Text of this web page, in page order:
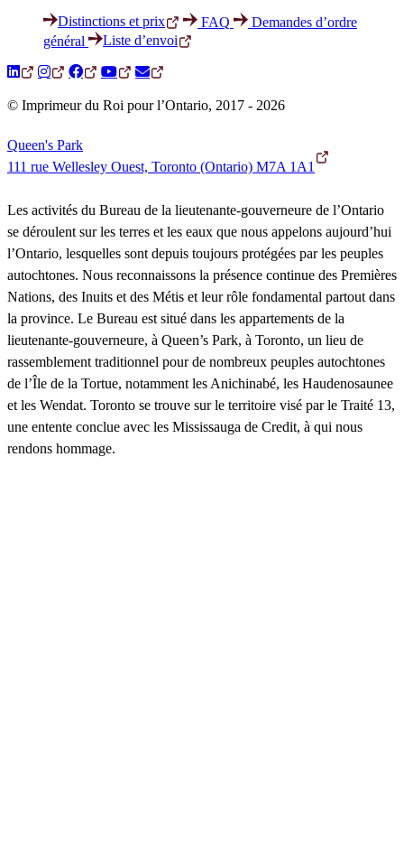
Distinctions et prix FAQ
Demandes d’ordre
général
Liste d’envoi
© Imprimeur du Roi pour l’Ontario, 2017 - 2026
Queen's Park
111 rue Wellesley Ouest, Toronto (Ontario) M7A 1A1
Les activités du Bureau de la lieutenante-gouverneure de l’Ontario
se déroulent sur les terres et les eaux que nous appelons aujourd’hui
l’Ontario, lesquelles sont depuis toujours protégées par les peuples
autochtones. Nous reconnaissons la présence continue des Premières
Nations, des Inuits et des Métis et leur rôle fondamental partout dans
la province. Le Bureau est situé dans les appartements de la
lieutenante-gouverneure, à Queen’s Park, à Toronto, un lieu de
rassemblement traditionnel pour de nombreux peuples autochtones
de l’Île de la Tortue, notamment les Anichinabé, les Haudenosaunee
et les Wendat. Toronto se trouve sur le territoire visé par le Traité 13,
une entente conclue avec les Mississauga de Credit, à qui nous
rendons hommage.